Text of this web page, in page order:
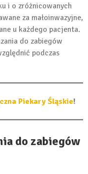
i o zróżnicowanych
za małoinwazyjne,
u każdego pacjenta.
do zabiegów
podczas
Piekary Śląskie!
do zabiegów